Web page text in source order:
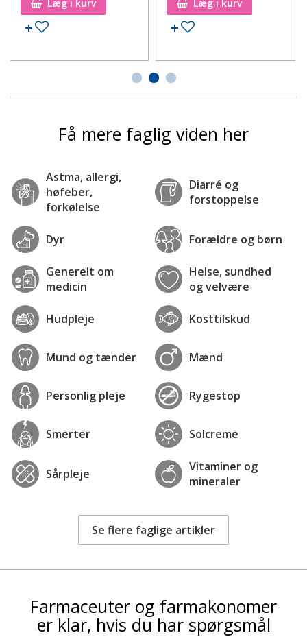
Læg i kurv
Tilføj til ønskeseddel
Læg i kurv
Tilføj til ønskeseddel
Få mere faglig viden her
Astma, allergi,
høfeber,
forkølelse
Diarré og
forstoppelse
Dyr Forældre og børn
Generelt om
medicin
Helse, sundhed
og velvære
Hudpleje Kosttilskud
Mund og tænder Mænd
Personlig pleje Rygestop
Smerter Solcreme
Sårpleje
Vitaminer og
mineraler
Se flere faglige artikler
Farmaceuter og farmakonomer
er klar, hvis du har spørgsmål